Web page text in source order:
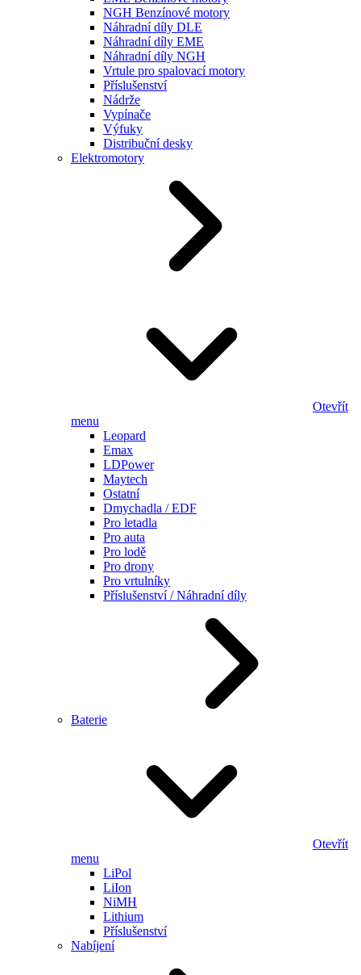
NGH Benzínové motory
Náhradní díly DLE
Náhradní díly EME
Náhradní díly NGH
Vrtule pro spalovací motory
Příslušenství
Nádrže
Vypínače
Výfuky
Distribuční desky
Elektromotory
Otevřít
menu
Leopard
Emax
LDPower
Maytech
Ostatní
Dmychadla / EDF
Pro letadla
Pro auta
Pro lodě
Pro drony
Pro vrtulníky
Příslušenství / Náhradní díly
Baterie
Otevřít
menu
LiPol
LiIon
NiMH
Lithium
Příslušenství
Nabíjení